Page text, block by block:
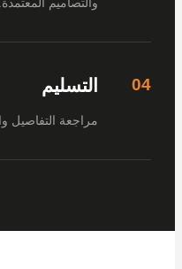
التسليم
مراجعة التفاصيل والنتيجة